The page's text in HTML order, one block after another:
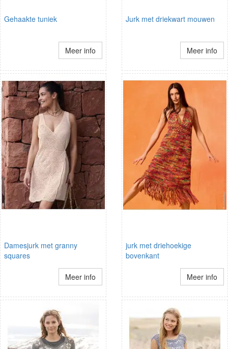
Gehaakte tuniek
Meer info
Jurk met driekwart mouwen
Meer info
Damesjurk met granny
squares
Meer info
jurk met driehoekige
bovenkant
Meer info